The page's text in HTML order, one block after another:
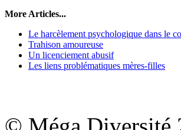
More Articles...
Le harcèlement psychologique dans le
Trahison amoureuse
Un licenciement abusif
Les liens problématiques mères-filles